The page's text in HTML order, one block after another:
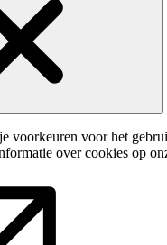
voorkeuren voor het
over cookies op